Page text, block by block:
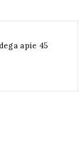
apie 45